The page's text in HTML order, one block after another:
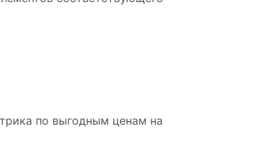
по выгодным ценам на